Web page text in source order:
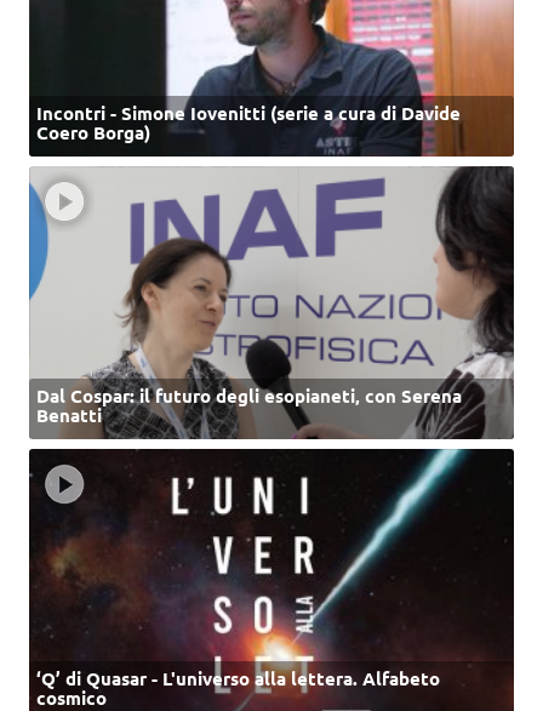
Incontri - Simone Iovenitti (serie a cura di Davide
Coero Borga)
Dal Cospar: il futuro degli esopianeti, con Serena
Benatti
‘Q’ di Quasar - L'universo alla lettera. Alfabeto
cosmico